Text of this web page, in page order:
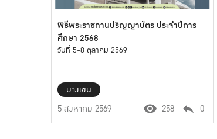
พิธีพระราชทานปริญญาบัตร ประจำปีการ
ศึกษา 2568
วันที่ 5-8 ตุลาคม 2569
บางเขน
5 สิงหาคม 2569
258 0